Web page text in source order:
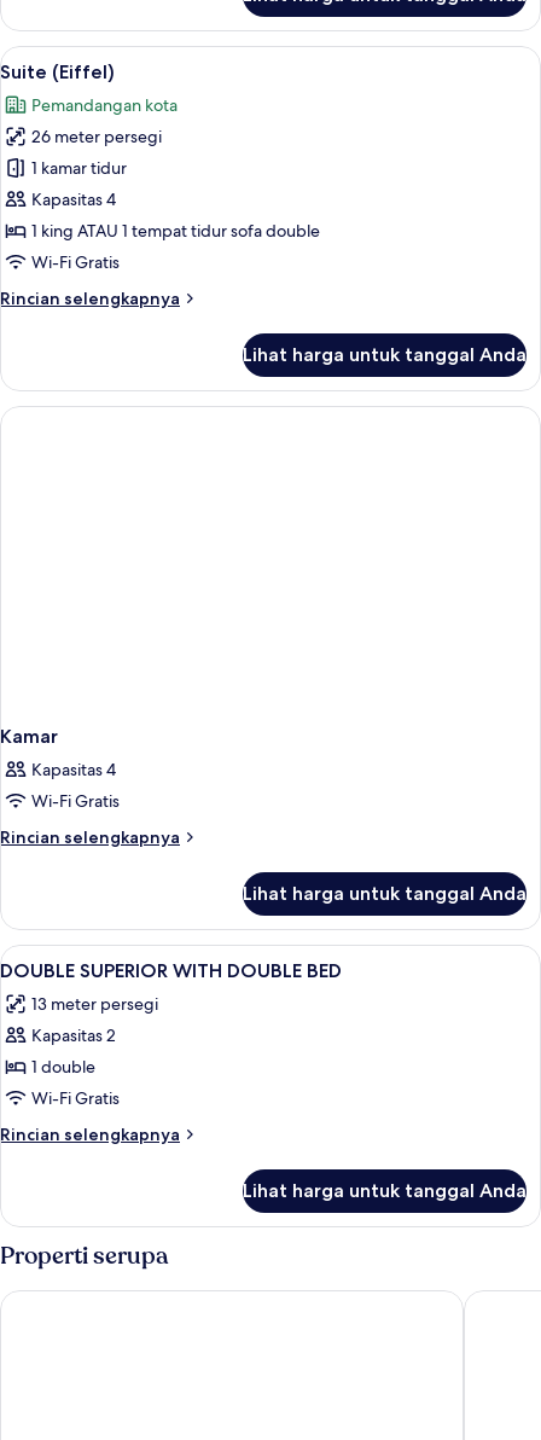
Kamar
Keluarga,
kamar
terhubung
Lihat
semua
foto
untuk
Suite
(Eiffel)
Suite (Eiffel) | Minibar, brankas, meja
7
Suite (Eiffel)
Pemandangan kota
26 meter persegi
1 kamar tidur
Kapasitas 4
1 king ATAU 1 tempat tidur sofa double
Wi-Fi Gratis
Rincian selengkapnya
Rincian
Suite
(Eiffel)
Lihat harga untuk tanggal Anda
Kamar
Kapasitas 4
Wi-Fi Gratis
Rincian selengkapnya
Rincian
Kamar
Lihat harga untuk tanggal Anda
Lihat
semua
foto
untuk
DOUBLE
SUPERIOR
WITH
DOUBLE
Minibar, brankas, meja kerja, dan
7
DOUBLE SUPERIOR WITH DOUBLE BED
13 meter persegi
Kapasitas 2
1 double
Wi-Fi Gratis
Rincian selengkapnya
Rincian
DOUBLE
WITH
BED
Lihat harga untuk tanggal Anda
Properti serupa
Pullman Paris Tour Eiffel